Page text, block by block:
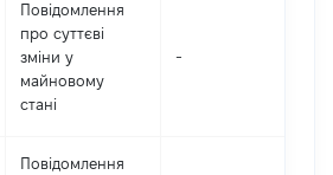
Повідомлення
про суттєві
зміни y
майновому
стані
-
Повідомлення